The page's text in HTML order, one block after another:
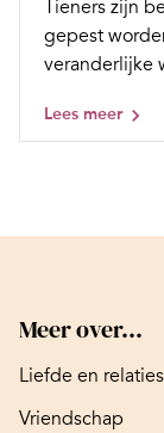
Tieners zijn
gepest
veranderlijke
Lees meer
Meer over...
Liefde en relaties
Vriendschap